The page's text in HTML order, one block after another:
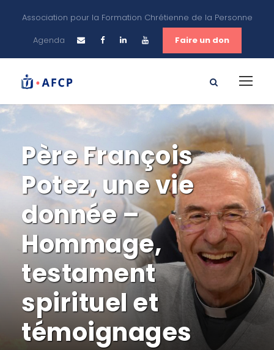
Association pour la Formation Chrétienne de la Personne
Agenda
Faire un don
Père François
Potez, une vie
donnée –
Hommage,
testament
spirituel et
témoignages